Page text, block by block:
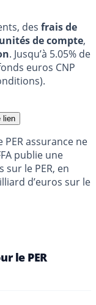
des frais de
de compte,
. Jusqu’à 5.05% de
euros CNP
lien
assurance ne
publie une
le PER, en
d’euros sur le
le PER